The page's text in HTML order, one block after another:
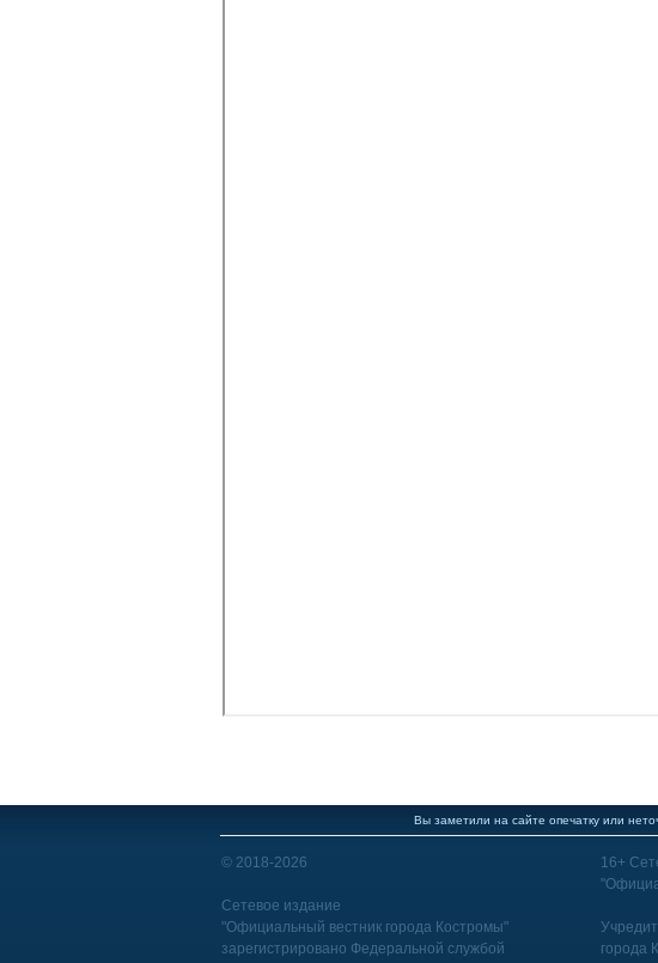
Вы заметили на сайте опечатку или
© 2018-2026
Сетевое издание
"Официальный вестник города Костромы"
зарегистрировано Федеральной службой
16+
города